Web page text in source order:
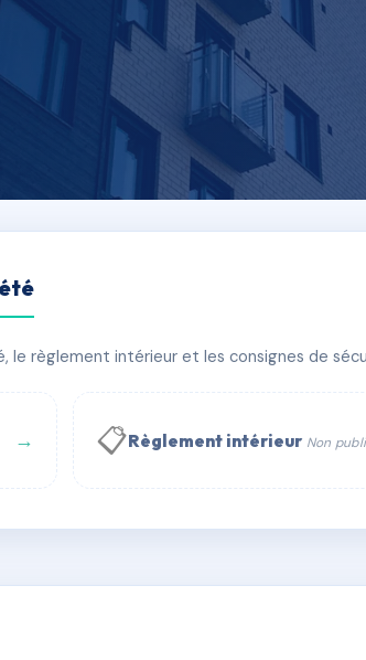
WhatsApp
règlement intérieur et les consignes de
→ 📋Règlement intérieur Non
AC6792741 🇫🇷